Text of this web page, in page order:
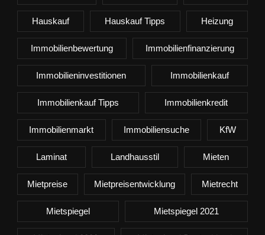
Hauskauf Hauskauf Tipps Heizung
Immobilienbewertung Immobilienfinanzierung
Immobilieninvestitionen Immobilienkauf
Immobilienkauf Tipps Immobilienkredit
Immobilienmarkt Immobiliensuche KfW
Laminat Landhausstil Mieten
Mietpreise Mietpreisentwicklung Mietrecht
Mietspiegel Mietspiegel 2021